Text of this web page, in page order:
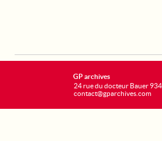
GP archives
24 rue du docteur Bauer
contact@gparchives.com